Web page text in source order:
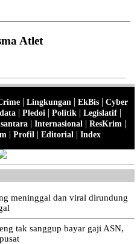
Atlet
| Lingkungan | EkBis| Cyber
| Pledoi | Politik | Legislatif |
| Internasional | ResKrim |
| Profil | Editorial | Index
meninggal dan viral dirundung
tak sanggup bayar gaji ASN,